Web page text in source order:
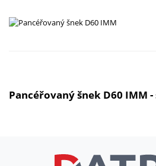
Pancéřovaný šnek D60 IMM